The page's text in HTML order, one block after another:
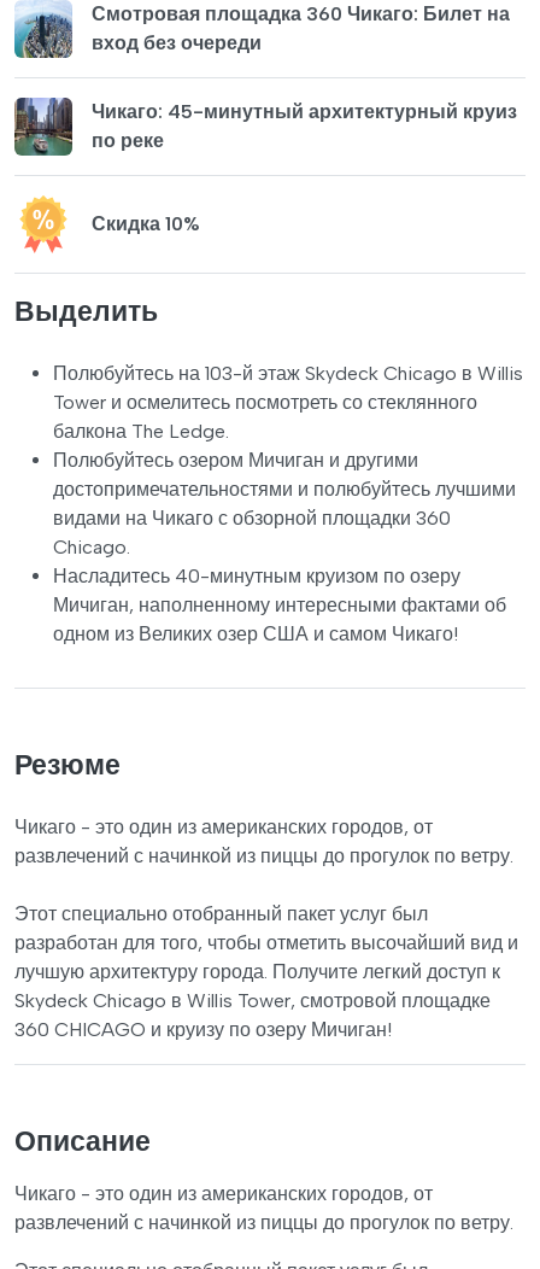
Смотровая площадка 360 Чикаго: Билет на
вход без очереди
Чикаго: 45-минутный архитектурный круиз
по реке
Скидка 10%
Выделить
Полюбуйтесь на 103-й этаж Skydeck Chicago в Willis
Tower и осмелитесь посмотреть со стеклянного
балкона The Ledge.
Полюбуйтесь озером Мичиган и другими
достопримечательностями и полюбуйтесь лучшими
видами на Чикаго с обзорной площадки 360
Chicago.
Насладитесь 40-минутным круизом по озеру
Мичиган, наполненному интересными фактами об
одном из Великих озер США и самом Чикаго!
Резюме
Чикаго - это один из американских городов, от
развлечений с начинкой из пиццы до прогулок по ветру.
Этот специально отобранный пакет услуг был
разработан для того, чтобы отметить высочайший вид и
лучшую архитектуру города. Получите легкий доступ к
Skydeck Chicago в Willis Tower, смотровой площадке
360 CHICAGO и круизу по озеру Мичиган!
Описание
Чикаго - это один из американских городов, от
развлечений с начинкой из пиццы до прогулок по ветру.